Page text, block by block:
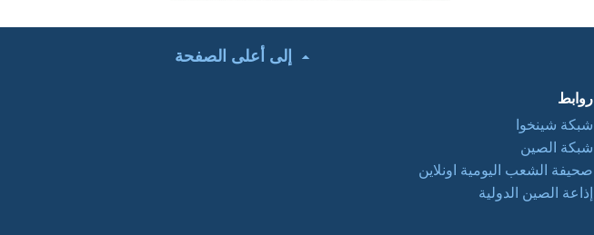
إلى أعلى الصفحة
روابط
شبكة شينخوا
شبكة الصين
صحيفة الشعب اليومية اونلاين
إذاعة الصين الدولية